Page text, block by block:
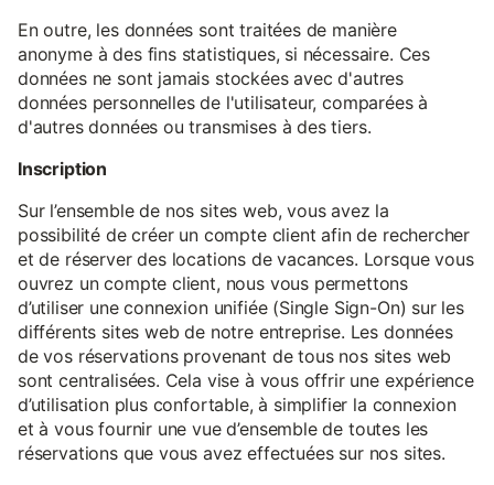
En outre, les données sont traitées de manière
anonyme à des fins statistiques, si nécessaire. Ces
données ne sont jamais stockées avec d'autres
données personnelles de l'utilisateur, comparées à
d'autres données ou transmises à des tiers.
Inscription
Sur l’ensemble de nos sites web, vous avez la
possibilité de créer un compte client afin de rechercher
et de réserver des locations de vacances. Lorsque vous
ouvrez un compte client, nous vous permettons
d’utiliser une connexion unifiée (Single Sign-On) sur les
différents sites web de notre entreprise. Les données
de vos réservations provenant de tous nos sites web
sont centralisées. Cela vise à vous offrir une expérience
d’utilisation plus confortable, à simplifier la connexion
et à vous fournir une vue d’ensemble de toutes les
réservations que vous avez effectuées sur nos sites.